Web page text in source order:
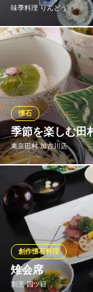
味季料理 りんどう
月替わりの味季
る食材をふんだ
期に一番美味しい
味季料理 りん
季節の懐石・
ＪＲ加古川駅
兵庫県加古川市加
季節を楽しむ田
東京田村 加古川店
懐石
■東京「つきぢ田
意しております。
四季折々の情緒を
ご披露宴・還暦・
たい席だけでなく
東京田村 加古
雉会席
割烹 四ツ目
創作懐石料理